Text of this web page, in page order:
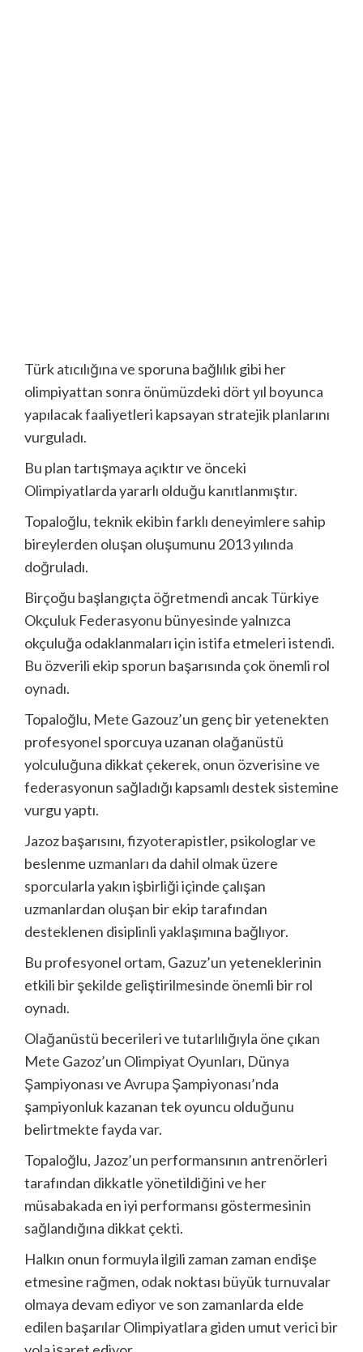
Türk atıcılığına ve sporuna bağlılık gibi her
olimpiyattan sonra önümüzdeki dört yıl boyunca
yapılacak faaliyetleri kapsayan stratejik planlarını
vurguladı.
Bu plan tartışmaya açıktır ve önceki
Olimpiyatlarda yararlı olduğu kanıtlanmıştır.
Topaloğlu, teknik ekibin farklı deneyimlere sahip
bireylerden oluşan oluşumunu 2013 yılında
doğruladı.
Birçoğu başlangıçta öğretmendi ancak Türkiye
Okçuluk Federasyonu bünyesinde yalnızca
okçuluğa odaklanmaları için istifa etmeleri istendi.
Bu özverili ekip sporun başarısında çok önemli rol
oynadı.
Topaloğlu, Mete Gazouz’un genç bir yetenekten
profesyonel sporcuya uzanan olağanüstü
yolculuğuna dikkat çekerek, onun özverisine ve
federasyonun sağladığı kapsamlı destek sistemine
vurgu yaptı.
Jazoz başarısını, fizyoterapistler, psikologlar ve
beslenme uzmanları da dahil olmak üzere
sporcularla yakın işbirliği içinde çalışan
uzmanlardan oluşan bir ekip tarafından
desteklenen disiplinli yaklaşımına bağlıyor.
Bu profesyonel ortam, Gazuz’un yeteneklerinin
etkili bir şekilde geliştirilmesinde önemli bir rol
oynadı.
Olağanüstü becerileri ve tutarlılığıyla öne çıkan
Mete Gazoz’un Olimpiyat Oyunları, Dünya
Şampiyonası ve Avrupa Şampiyonası’nda
şampiyonluk kazanan tek oyuncu olduğunu
belirtmekte fayda var.
Topaloğlu, Jazoz’un performansının antrenörleri
tarafından dikkatle yönetildiğini ve her
müsabakada en iyi performansı göstermesinin
sağlandığına dikkat çekti.
Halkın onun formuyla ilgili zaman zaman endişe
etmesine rağmen, odak noktası büyük turnuvalar
olmaya devam ediyor ve son zamanlarda elde
edilen başarılar Olimpiyatlara giden umut verici bir